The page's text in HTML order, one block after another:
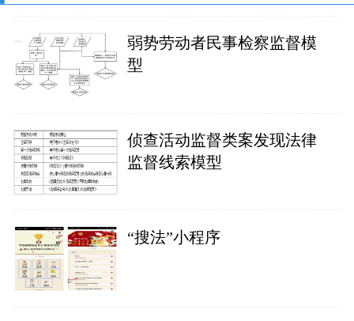
弱势劳动者民事检察监督模
型
侦查活动监督类案发现法律
监督线索模型
“搜法”小程序